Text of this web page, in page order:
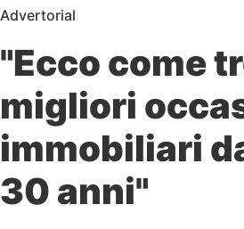
Advertorial
"Ecco come
migliori
immobiliari
30 anni"